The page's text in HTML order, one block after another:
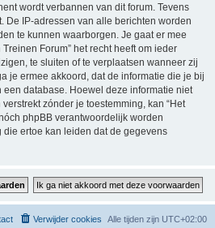
wordt verbannen van dit forum. Tevens
De IP-adressen van alle berichten worden
te kunnen waarborgen. Je gaat er mee
Forum” het recht heeft om ieder
te sluiten of te verplaatsen wanneer zij
je ermee akkoord, dat de informatie die je bij
database. Hoewel deze informatie niet
zónder je toestemming, kan “Het
phpBB verantwoordelijk worden
ertoe kan leiden dat de gegevens
Alle tijden zijn UTC+02:00
Verwijder cookies